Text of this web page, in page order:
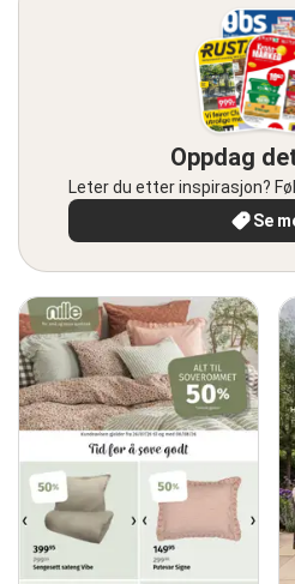
Oppdag
Leter du etter inspirasjon?
Se